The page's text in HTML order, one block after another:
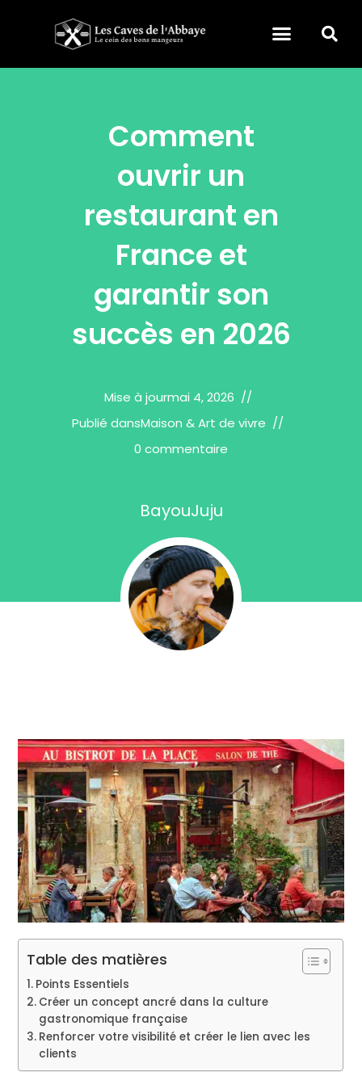
Comment
ouvrir un
restaurant en
France et
garantir son
succès en 2026
Mise à jourmai 4, 2026
Publié dansMaison & Art de vivre
0 commentaire
BayouJuju
Table des matières
Points Essentiels
Créer un concept ancré dans la culture
gastronomique française
Renforcer votre visibilité et créer le lien avec les
clients